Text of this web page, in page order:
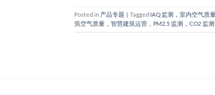
Posted in 产品专题 Tagged IAQ 监测，室内空气质
筑空气质量，智慧建筑运营，PM2.5 监测，CO2 监